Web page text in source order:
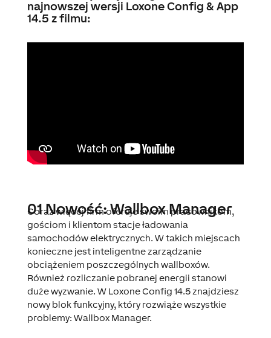
najnowszej wersji Loxone Config & App
14.5 z filmu:
01 Nowość: Wallbox Manager
Coraz więcej firm oferuje swoim pracownikom,
gościom i klientom stacje ładowania
samochodów elektrycznych. W takich miejscach
konieczne jest inteligentne zarządzanie
obciążeniem poszczególnych wallboxów.
Również rozliczanie pobranej energii stanowi
duże wyzwanie. W Loxone Config 14.5 znajdziesz
nowy blok funkcyjny, który rozwiąże wszystkie
problemy: Wallbox Manager.